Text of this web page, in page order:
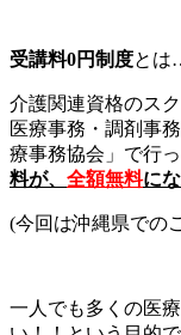
受講料0円制度とは
介護関連資格のス
医療事務・調剤事
療事務協会」で行っ
料が、 全額無料に
(今回は沖縄県での
一人でも多くの医